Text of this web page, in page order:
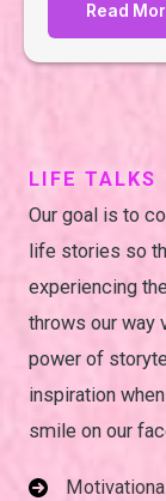
Read
LIFE TALKS
Our goal is to
life stories so
experiencing
throws our way
power of
inspiration
smile on our